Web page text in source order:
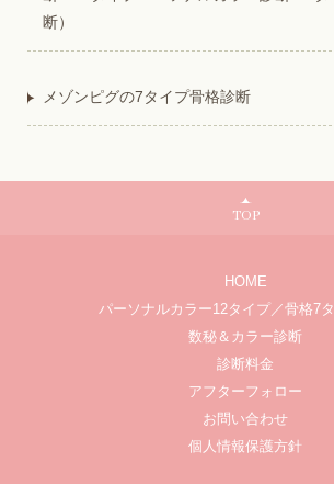
断）
メゾンピグの7タイプ骨格診断
TOP
HOME
パーソナルカラー12タイプ／骨格7
数秘＆カラー診断
診断料金
アフターフォロー
お問い合わせ
個人情報保護方針